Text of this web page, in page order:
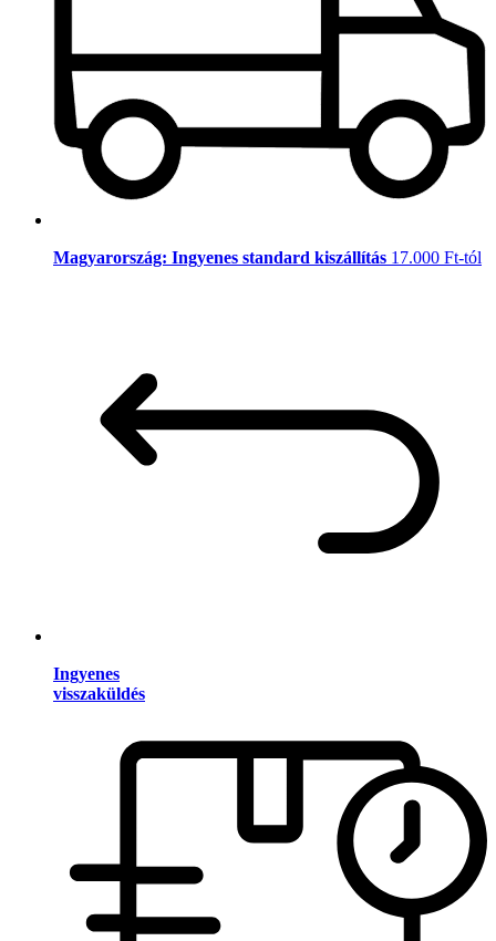
Magyarország: Ingyenes standard kiszállítás 17.000 Ft-tól
Ingyenes
visszaküldés